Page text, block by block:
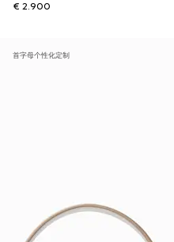
€ 2.900
首字母个性化定制